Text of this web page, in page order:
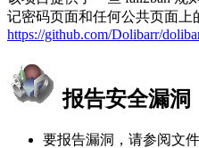
记密码页面和任何公共页面
https://github.com/Dolibarr/
报告安全漏洞
要报告漏洞，请参阅文件